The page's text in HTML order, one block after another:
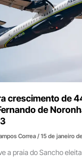
crescimento de
de
Correa/15 de janeiro
a praia do Sancho